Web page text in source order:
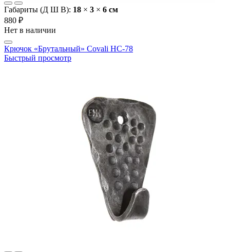
Габариты (Д Ш В): 18 × 3 × 6 cм
880 ₽
Нет в наличии
Крючок «Брутальный» Covali НС-78
Быстрый просмотр